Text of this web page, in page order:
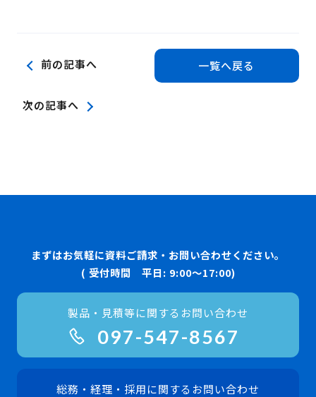
前の記事へ
次の記事へ
一覧へ戻る
まずはお気軽に資料ご請求・お問い合わせください。
( 受付時間 平日: 9:00〜17:00)
製品・見積等に関するお問い合わせ
097-547-8567
総務・経理・採用に関するお問い合わせ